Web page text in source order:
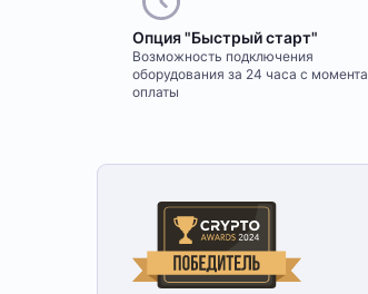
Опция "Быстрый старт"
Возможность подключения
оборудования за 24 часа с момента
оплаты